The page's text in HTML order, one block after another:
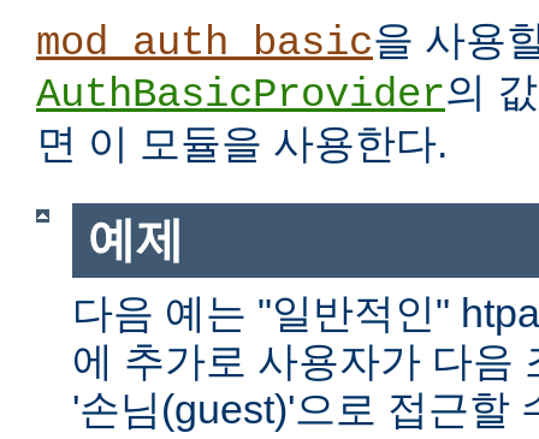
mod_auth_basic을 사용
AuthBasicProvider의
면 이 모듈을 사용한다.
예제
다음 예는 "일반적인"
에 추가로 사용자가 다음
'손님(guest)'으로 접근할